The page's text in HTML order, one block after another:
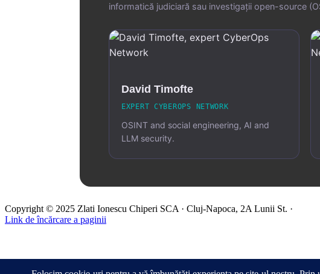
informatică judiciară sau investigații open-source
David Timofte
EXPERT CYBEROPS NETWORK
OSINT and social engineering, AI and
LLM security.
Copyright © 2025 Zlati Ionescu Chiperi SCA · Cluj-Napoca, 2A Lunii St. ·
Link de încărcare a paginii